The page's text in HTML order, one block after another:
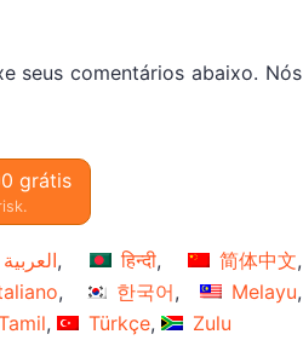
seus comentários abaixo. Nós
grátis
العربية हिन्दी
简体中文
한국어
Melayu
Türkçe Zulu